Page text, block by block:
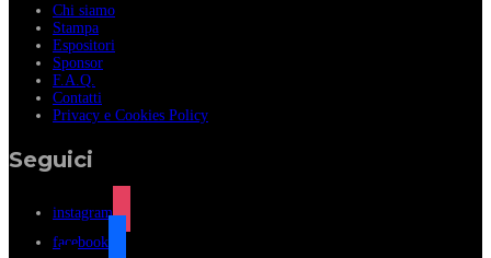
Chi siamo
Stampa
Espositori
Sponsor
F.A.Q.
Contatti
Privacy e Cookies Policy
Seguici
instagram
facebook